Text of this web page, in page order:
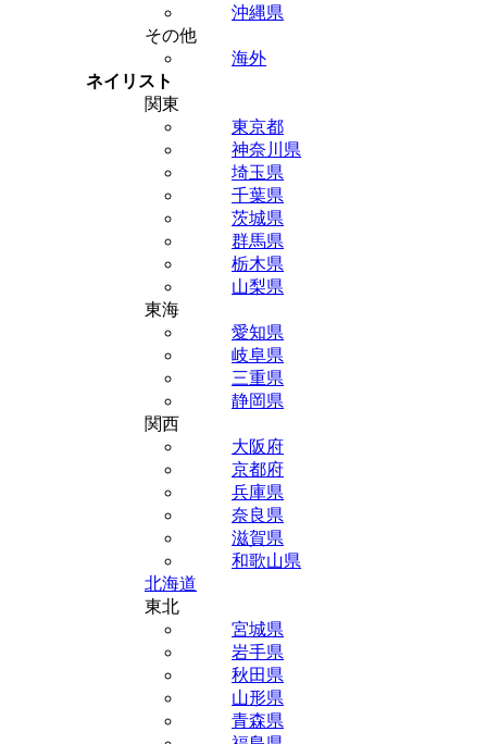
沖縄県
その他
海外
ネイリスト
関東
東京都
神奈川県
埼玉県
千葉県
茨城県
群馬県
栃木県
山梨県
東海
愛知県
岐阜県
三重県
静岡県
関西
大阪府
京都府
兵庫県
奈良県
滋賀県
和歌山県
北海道
東北
宮城県
岩手県
秋田県
山形県
青森県